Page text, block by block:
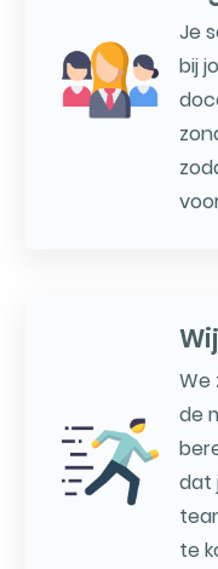
Je
bij
We
de
dat
te